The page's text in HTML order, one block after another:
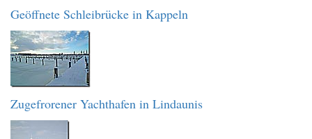
Geöffnete Schleibrücke in Kappeln
Zugefrorener Yachthafen in Lindaunis